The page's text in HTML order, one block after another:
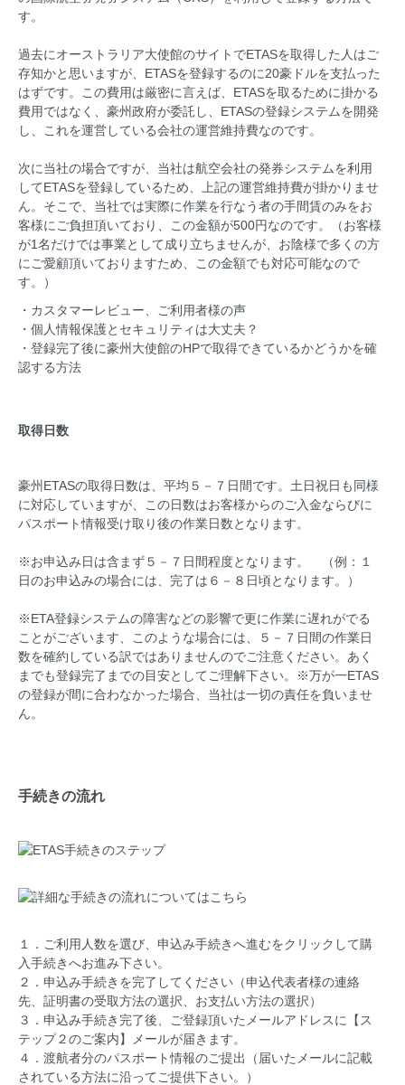
す。
過去にオーストラリア大使館のサイトでETASを取得した人はご
存知かと思いますが、ETASを登録するのに20豪ドルを支払った
はずです。この費用は厳密に言えば、ETASを取るために掛かる
費用ではなく、豪州政府が委託し、ETASの登録システムを開発
し、これを運営している会社の運営維持費なのです。
次に当社の場合ですが、当社は航空会社の発券システムを利用
してETASを登録しているため、上記の運営維持費が掛かりませ
ん。そこで、当社では実際に作業を行なう者の手間賃のみをお
客様にご負担頂いており、この金額が500円なのです。（お客様
が1名だけでは事業として成り立ちませんが、お陰様で多くの方
にご愛顧頂いておりますため、この金額でも対応可能なので
す。）
・カスタマーレビュー、ご利用者様の声
・個人情報保護とセキュリティは大丈夫？
・登録完了後に豪州大使館のHPで取得できているかどうかを確
認する方法
取得日数
豪州ETASの取得日数は、 平均５－７日間です。土日祝日も同様
に対応していますが、この日数はお客様からのご入金ならびに
パスポート情報受け取り後の作業日数となります。
※お申込み日は含まず５－７日間程度となります。 （例：１
日のお申込みの場合には、完了は６－８日頃となります。）
※ETA登録システムの障害などの影響で更に作業に遅れがでる
ことがございます、このような場合には、５－７日間の作業日
数を確約している訳ではありませんのでご注意ください。あく
までも登録完了までの目安としてご理解下さい。※万が一ETAS
の登録が間に合わなかった場合、当社は一切の責任を負いませ
ん。
手続きの流れ
１．ご利用人数を選び、申込み手続きへ進むをクリックして購
入手続きへお進み下さい。
２．申込み手続きを完了してください（申込代表者様の連絡
先、証明書の受取方法の選択、お支払い方法の選択）
３．申込み手続き完了後、ご登録頂いたメールアドレスに【ス
テップ２のご案内】メールが届きます。
４．渡航者分のパスポート情報のご提出（届いたメールに記載
されている方法に沿ってご提供下さい。）